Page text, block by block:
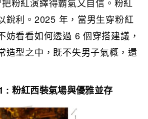
粉紅演繹得霸氣又自信。粉紅
銳利。2025 年，當男生穿粉紅
妨看看如何透過 6 個穿搭建議，
造型之中，既不失男子氣概，還
: 粉紅西裝氣場與優雅並存